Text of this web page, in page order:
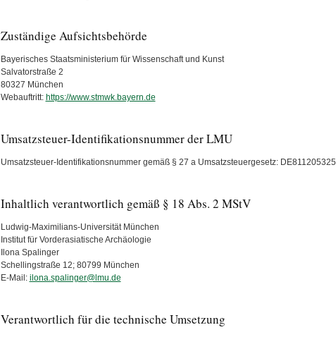
Zuständige Aufsichtsbehörde
Bayerisches Staatsministerium für Wissenschaft und Kunst
Salvatorstraße 2
80327 München
Webauftritt: https://www.stmwk.bayern.de
Umsatzsteuer-Identifikationsnummer der LMU
Umsatzsteuer-Identifikationsnummer gemäß § 27 a Umsatzsteuergesetz: DE811205325
Inhaltlich verantwortlich gemäß § 18 Abs. 2 MStV
Ludwig-Maximilians-Universität München
Institut für Vorderasiatische Archäologie
Ilona Spalinger
Schellingstraße 12; 80799 München
E-Mail: ilona.spalinger@lmu.de
Verantwortlich für die technische Umsetzung